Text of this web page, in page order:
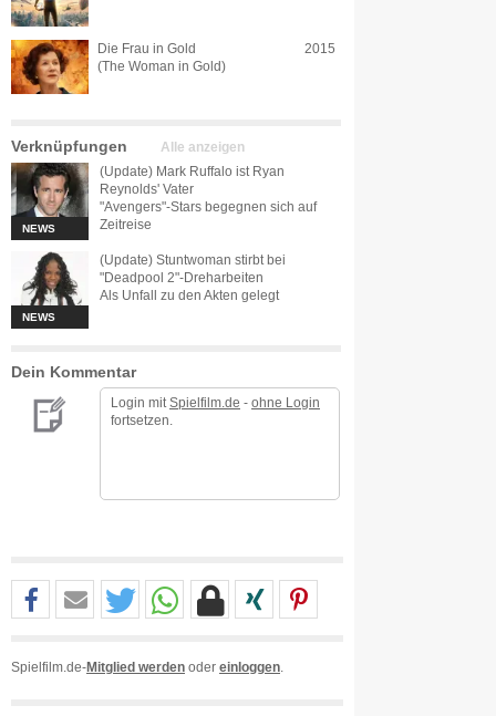
Die Frau in Gold
(The Woman in Gold)
2015
Verknüpfungen Alle anzeigen
NEWS
(Update) Mark Ruffalo ist Ryan
Reynolds' Vater
"Avengers"-Stars begegnen sich auf
Zeitreise
NEWS
(Update) Stuntwoman stirbt bei
"Deadpool 2"-Dreharbeiten
Als Unfall zu den Akten gelegt
Dein Kommentar
Login mit Spielfilm.de - ohne Login
fortsetzen.
Spielfilm.de-Mitglied werden oder einloggen